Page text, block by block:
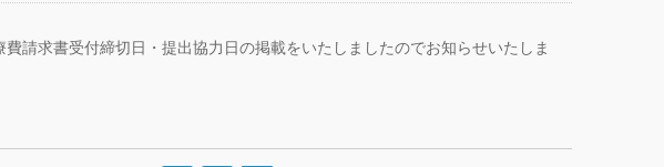
請求書受付締切日・提出協力日の掲載をいたしましたのでお知らせいたしま